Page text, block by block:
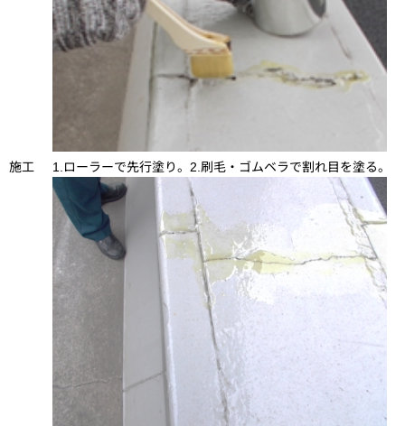
施工 1.ローラーで先行塗り。2.刷毛・ゴムベラで割れ目を塗る。